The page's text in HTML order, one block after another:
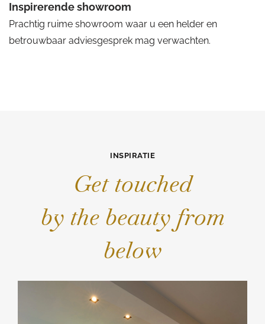
Inspirerende showroom
Prachtig ruime showroom waar u een helder en
betrouwbaar adviesgesprek mag verwachten.
INSPIRATIE
Get touched
by the beauty from
below